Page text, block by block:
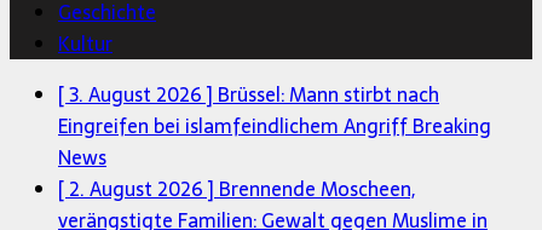
Geschichte
Kultur
[ 3. August 2026 ] Brüssel: Mann stirbt nach
Eingreifen bei islamfeindlichem AngriffBreaking
News
[ 2. August 2026 ] Brennende Moscheen,
verängstigte Familien: Gewalt gegen Muslime in